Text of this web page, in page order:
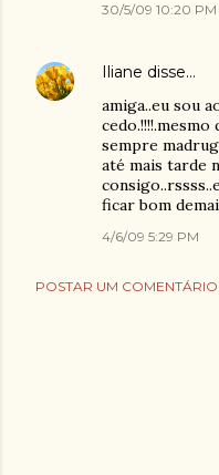
30/5/09 10:20 PM
Iliane disse…
amiga..eu sou
cedo.!!!!.mesmo
sempre
até mais tarde
ficar bom
4/6/09 5:29 PM
POSTAR UM COMENTÁRIO